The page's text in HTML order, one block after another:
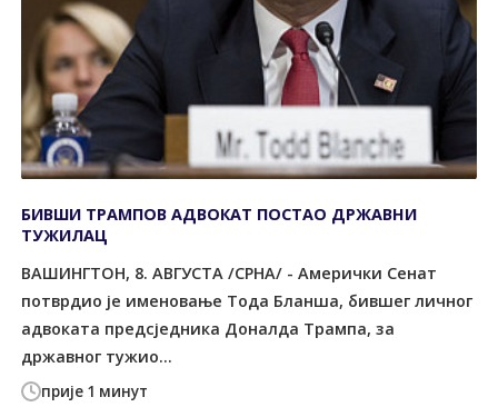
прије 1 минут
БИВШИ ТРАМПОВ АДВОКАТ ПОСТАО ДРЖАВНИ
ТУЖИЛАЦ
ВАШИНГТОН, 8. АВГУСТА /СРНА/ - Амерички Сенат
потврдио је именовање Тода Бланша, бившег личног
адвоката предсједника Доналда Трампа, за
државног тужио...